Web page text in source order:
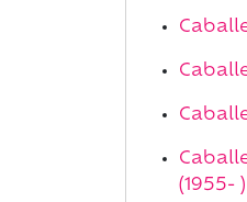
(1955- )